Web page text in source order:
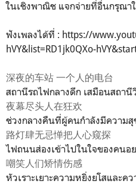
ในเชิงพาณิช แจกจ่ายที่อื่นกรุณ
ฟังเพลงได้ที่ : https://
hVY&list=RD1jk0QXo-
深夜的车站 一个人的电台
สถานีรถไฟกลางดึก เสมือนสถา
夜幕尽头人在狂欢
ช่วงกลางคืนที่ผู้คนกำลังมีความสุ
路灯肆无忌惮把人心窥探
ไฟถนนส่องเข้าไปในใจของคนอ
嘲笑人们矫情伤感
หัวเราะเยาะความหยิ่งยโสและค